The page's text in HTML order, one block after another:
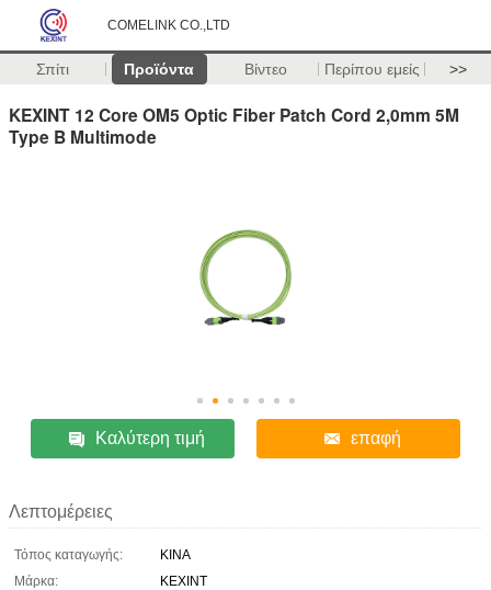
COMELINK CO.,LTD
Σπίτι Προϊόντα Βίντεο Περίπου εμείς >>
KEXINT 12 Core OM5 Optic Fiber Patch Cord 2,0mm 5M
Type B Multimode
Καλύτερη τιμή επαφή
Λεπτομέρειες
Τόπος καταγωγής:
ΚΙΝΑ
Μάρκα:
KEXINT